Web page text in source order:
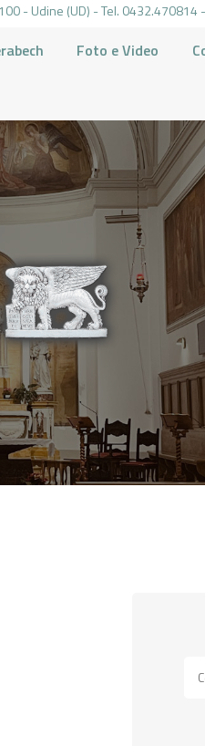
- Udine (UD) - Tel. 0432.470814
Foto e Video
per: